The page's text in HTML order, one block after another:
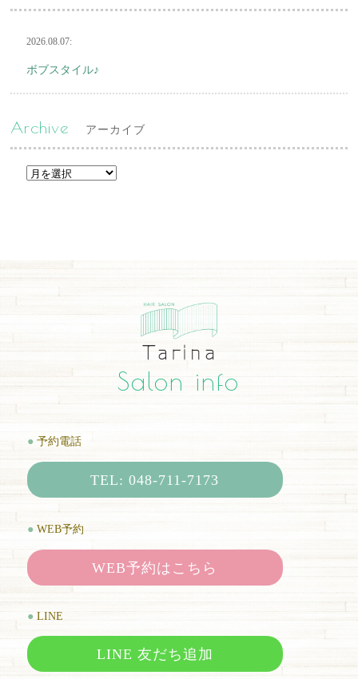
2026.08.07:
ボブスタイル♪
Archive アーカイブ
Salon info
● 予約電話
TEL: 048-711-7173
● WEB予約
WEB予約はこちら
● LINE
LINE 友だち追加